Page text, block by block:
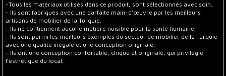
-Tous les matériaux utilisés dans ce produit, sont sélectionnés avec soin.
- Ils sont fabriqués avec une parfaite main-d’œuvre par les meilleurs
artisans de mobilier de la Turquie.
- Ils ne contiennent aucune matière nuisible pour la santé humaine.
- Ils sont parmi les meilleurs exemples du secteur de mobilier de la Turquie
avec une qualité inégale et une conception originale.
- Ils ont une conception confortable, chique et originale, qui privilégie
l’esthétique du local.